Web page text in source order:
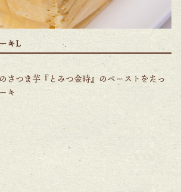
キL
さつま芋『とみつ金時』のペーストをたっ
キ